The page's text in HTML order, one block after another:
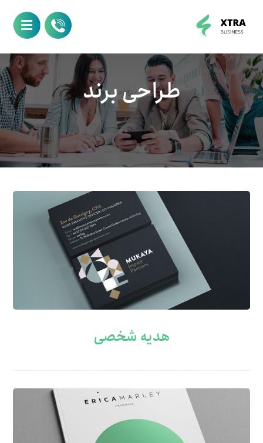
طراحی برند
هدیه شخصی